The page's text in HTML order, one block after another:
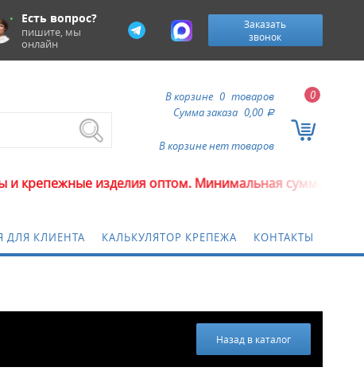
Есть вопрос?
пишите, мы
онлайн
Заказать
звонок
0
В корзине 0 товаров
Сумма заказа 0,00 a
В корзине нет товаров
оптом. Минимальная сумма заказа 5000 рублей.
КЛИЕНТА КАЛЬКУЛЯТОР КРЕПЕЖА КОНТАКТЫ
Назад в каталог